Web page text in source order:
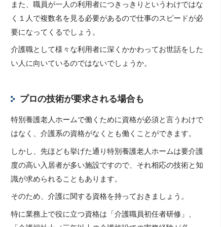
また、職員が一人の利用者につきっきりというわけではな
く１人で複数名を見る必要があるので仕事のスピードが必
要になってくるでしょう。
介護職として様々な利用者に深くかかわってお世話をした
い人に向いているのではないでしょうか。
プロの技術が要求される場合も
特別養護老人ホームで働くために資格が必須と言うわけで
はなく、介護系の資格がなくとも働くことができます。
しかし、先ほども挙げた通り特別養護老人ホームは要介護
度の高い入居者が多い施設ですので、それ相応の技術と知
識が求められることもあります。
そのため、介護に関する資格を持っておきましょう。
特に業務上で役に立つ資格は「介護職員初任者研修」、